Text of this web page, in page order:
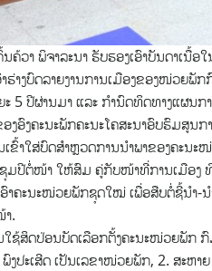
ວາ ພິຈາລະນາ ຮັບຮອງເອົາບັນດາເນື້ອ
ຮ່າງບົດລາຍງານການເມືອງຂອງໜ່ວຍ
ະ 5 ປີຜ່ານມາ ແລະ ກໍານົດທິດທາງແຜ
ງອົງຄະນະພັກຄະນະໂຄສະນາອົບຮົມສູນ
ຂົ້າໃສ່ບົດສຳຫຼວດການນໍາພາຂອງຄະນ
ມປີຕໍ່ໜ້າ ໃຫ້ສົມ ຄູ່ກັບໜ້າທີ່ການເມືອງ
ອົາຄະນະໜ່ວຍພັກຊຸດໃໝ່ ເພື່ອສືບຕໍ່ຊີ້ນໍ
.
ຊ້ສິດປ່ອນບັດເລືອກຕັ້ງຄະນະໜ່ວຍພັກ
ງປະເສີດ ເປັນເລຂາໜ່ວຍພັກ, 2. ສະ